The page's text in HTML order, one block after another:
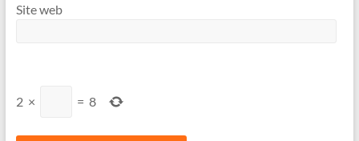
Site web
2 × = 8